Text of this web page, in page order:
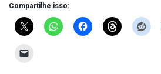
Compartilhe isso: